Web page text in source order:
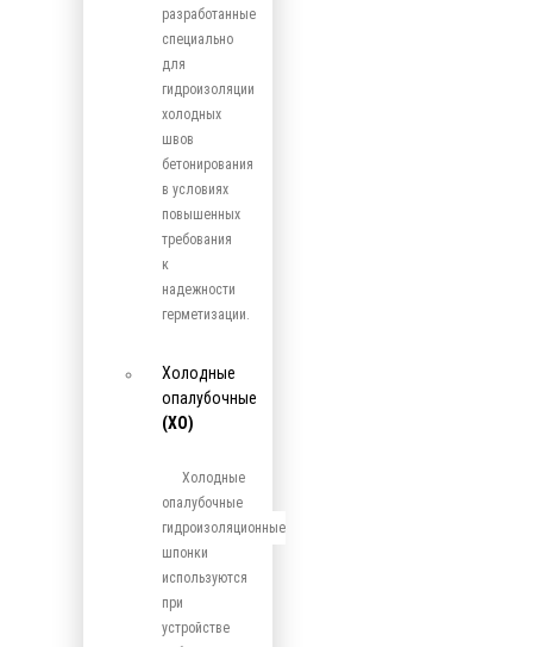
разработанные
специально
для
гидроизоляции
холодных
швов
бетонирования
в условиях
повышенных
требования
к
надежности
герметизации.
Холодные
опалубочные
(ХО)
Холодные
опалубочные
гидроизоляционные
шпонки
используются
при
устройстве